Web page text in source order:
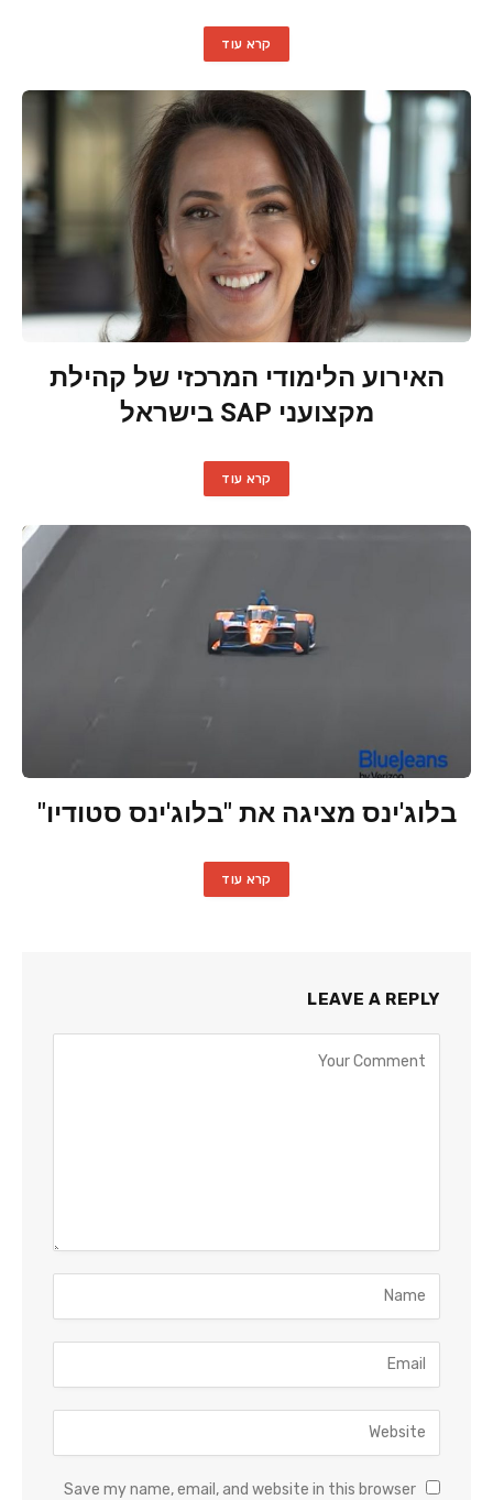
קרא עוד
האירוע הלימודי המרכזי של קהילת
מקצועני SAP בישראל
קרא עוד
בלוג'ינס מציגה את "בלוג'ינס סטודיו"
קרא עוד
LEAVE A REPLY
Save my name, email, and website in this browser